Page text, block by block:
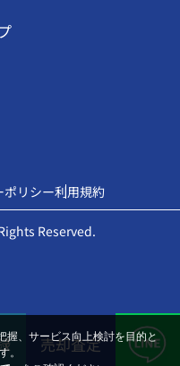
ポリシー利用規約
Reserved.
売却査定
握、サービス向上検討を目的と
。